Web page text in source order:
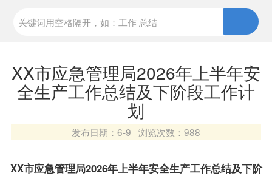
XX市应急管理局2026年上半年安
全生产工作总结及下阶段工作计
划
发布日期： 6-9 浏览次数： 988
XX市应急管理局2026年上半年安全生产工作总结及下阶